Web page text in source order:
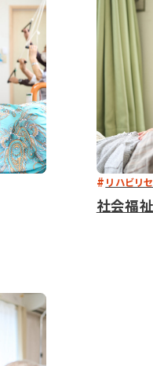
リハビリ
社会福